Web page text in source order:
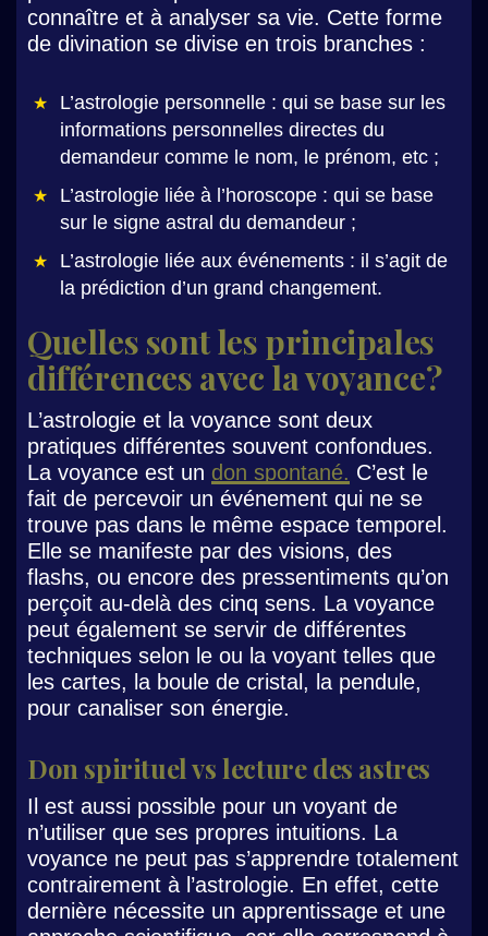
connaître et à analyser sa vie. Cette forme
de divination se divise en trois branches :
L’astrologie personnelle : qui se base sur les
informations personnelles directes du
demandeur comme le nom, le prénom, etc ;
L’astrologie liée à l’horoscope : qui se base
sur le signe astral du demandeur ;
L’astrologie liée aux événements : il s’agit de
la prédiction d’un grand changement.
Quelles sont les principales
différences avec la voyance ?
L’astrologie et la voyance sont deux
pratiques différentes souvent confondues.
La voyance est un don spontané. C’est le
fait de percevoir un événement qui ne se
trouve pas dans le même espace temporel.
Elle se manifeste par des visions, des
flashs, ou encore des pressentiments qu’on
perçoit au-delà des cinq sens. La voyance
peut également se servir de différentes
techniques selon le ou la voyant telles que
les cartes, la boule de cristal, la pendule,
pour canaliser son énergie.
Don spirituel vs lecture des astres
Il est aussi possible pour un voyant de
n’utiliser que ses propres intuitions. La
voyance ne peut pas s’apprendre totalement
contrairement à l’astrologie. En effet, cette
dernière nécessite un apprentissage et une